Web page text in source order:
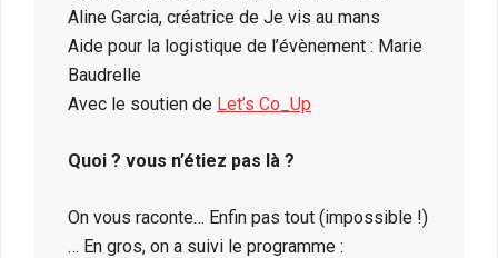
Aline Garcia, créatrice de Je vis au mans
Aide pour la logistique de l’évènement : Marie
Baudrelle
Avec le soutien de Let’s Co_Up
Quoi ? vous n’étiez pas là ?
On vous raconte… Enfin pas tout (impossible !)
… En gros, on a suivi le programme :